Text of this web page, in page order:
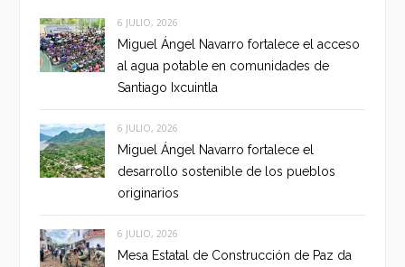
6 JULIO, 2026
Miguel Ángel Navarro fortalece el acceso
al agua potable en comunidades de
Santiago Ixcuintla
6 JULIO, 2026
Miguel Ángel Navarro fortalece el
desarrollo sostenible de los pueblos
originarios
6 JULIO, 2026
Mesa Estatal de Construcción de Paz da